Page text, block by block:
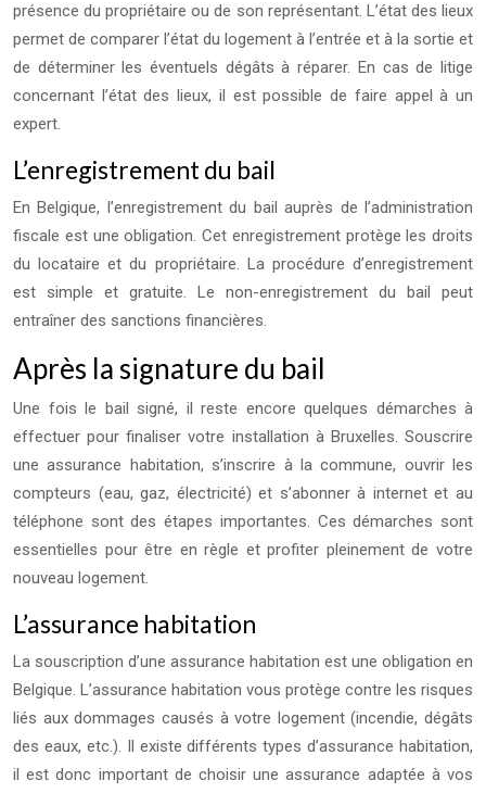
présence du propriétaire ou de son représentant. L’état des lieux
permet de comparer l’état du logement à l’entrée et à la sortie et
de déterminer les éventuels dégâts à réparer. En cas de litige
concernant l’état des lieux, il est possible de faire appel à un
expert.
L’enregistrement du bail
En Belgique, l’enregistrement du bail auprès de l’administration
fiscale est une obligation. Cet enregistrement protège les droits
du locataire et du propriétaire. La procédure d’enregistrement
est simple et gratuite. Le non-enregistrement du bail peut
entraîner des sanctions financières.
Après la signature du bail
Une fois le bail signé, il reste encore quelques démarches à
effectuer pour finaliser votre installation à Bruxelles. Souscrire
une assurance habitation, s’inscrire à la commune, ouvrir les
compteurs (eau, gaz, électricité) et s’abonner à internet et au
téléphone sont des étapes importantes. Ces démarches sont
essentielles pour être en règle et profiter pleinement de votre
nouveau logement.
L’assurance habitation
La souscription d’une assurance habitation est une obligation en
Belgique. L’assurance habitation vous protège contre les risques
liés aux dommages causés à votre logement (incendie, dégâts
des eaux, etc.). Il existe différents types d’assurance habitation,
il est donc important de choisir une assurance adaptée à vos